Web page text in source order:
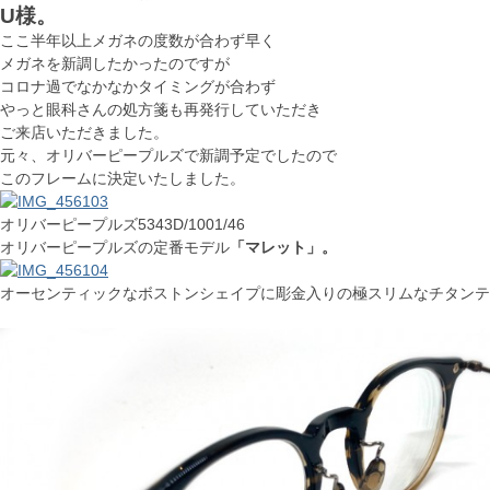
U様。
ここ半年以上メガネの度数が合わず早く
メガネを新調したかったのですが
コロナ過でなかなかタイミングが合わず
やっと眼科さんの処方箋も再発行していただき
ご来店いただきました。
元々、オリバーピープルズで新調予定でしたので
このフレームに決定いたしました。
オリバーピープルズ5343D/1001/46
オリバーピープルズの定番モデル 「マレット」。
オーセンティックなボストンシェイプに彫金入りの極スリムなチタン